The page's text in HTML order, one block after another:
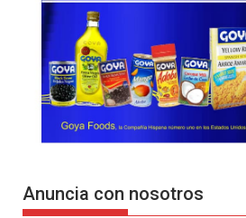
Anuncia con nosotros